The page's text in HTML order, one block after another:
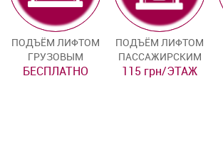
ПОДЪЁМ ЛИФТОМ
ГРУЗОВЫМ
БЕСПЛАТНО
ПОДЪЁМ ЛИФТОМ
ПАССАЖИРСКИМ
115 грн/ЭТАЖ